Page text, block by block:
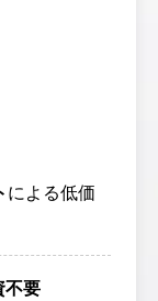
による低価
不要